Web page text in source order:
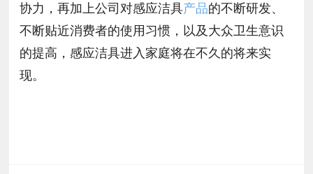
协力，再加上公司对感应洁具产品的不断研发、
不断贴近消费者的使用习惯，以及大众卫生意识
的提高，感应洁具进入家庭将在不久的将来实
现。